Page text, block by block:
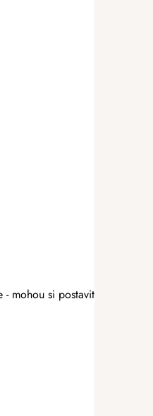
mohou si postavit vysoké